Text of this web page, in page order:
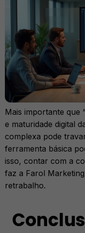
Mais importante que
e maturidade digital
complexa pode
ferramenta básica
isso, contar com a
faz a Farol
retrabalho.